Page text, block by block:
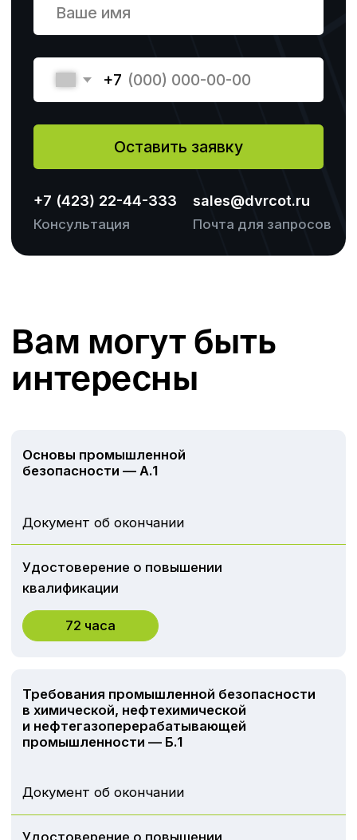
Владивосток, ул. Станюковича 29А
Политика конфиденциальности
Разработка сайта Наверх